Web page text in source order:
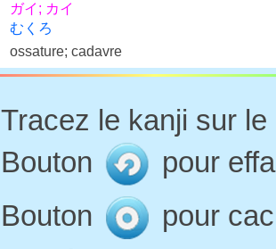
ガイ; カイ
むくろ
ossature; cadavre
Tracez le kanji sur
Bouton
pour
Bouton
pour